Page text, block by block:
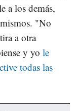
a los demás,
"No
a otra
y yo le
todas las